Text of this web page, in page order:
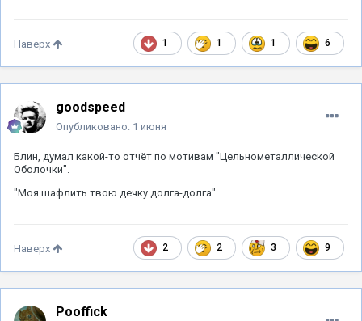
1 1 1 6
Наверх
goodspeed
Опубликовано: 1 июня
Блин, думал какой-то отчёт по мотивам "Цельнометаллической
Оболочки".
"Моя шафлить твою дечку долга-долга".
2 2 3 9
Наверх
Pooffick